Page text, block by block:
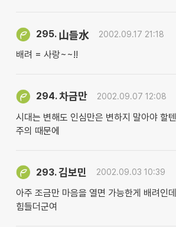
295. 山들水 2002.09.17 21:18
배려 = 사랑~~!!
294.차금만 2002.09.07 12:08
시대는 변해도 인심만은 변하지 말아야 할
주의 때문에
293.김보민 2002.09.03 10:39
아주 조금만 마음을 열면 가능한게 배려인
힘들더군여